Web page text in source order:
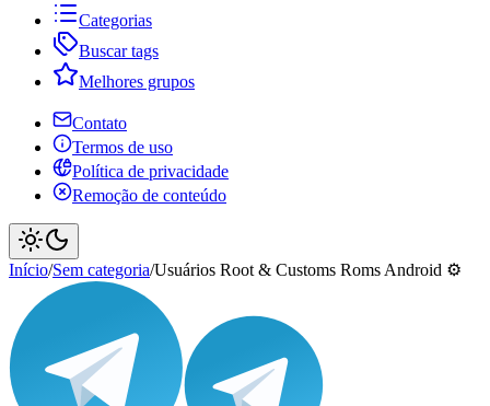
Categorias
Buscar tags
Melhores grupos
Contato
Termos de uso
Política de privacidade
Remoção de conteúdo
Início/Sem categoria/Usuários Root & Customs Roms Android ⚙️